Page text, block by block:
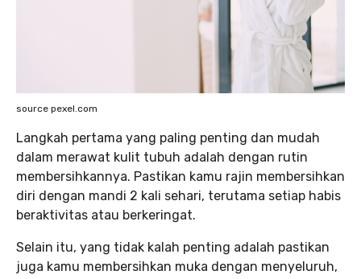
source pexel.com
Langkah pertama yang paling penting dan mudah
dalam merawat kulit tubuh adalah dengan rutin
membersihkannya. Pastikan kamu rajin membersihkan
diri dengan mandi 2 kali sehari, terutama setiap habis
beraktivitas atau berkeringat.
Selain itu, yang tidak kalah penting adalah pastikan
juga kamu membersihkan muka dengan menyeluruh,